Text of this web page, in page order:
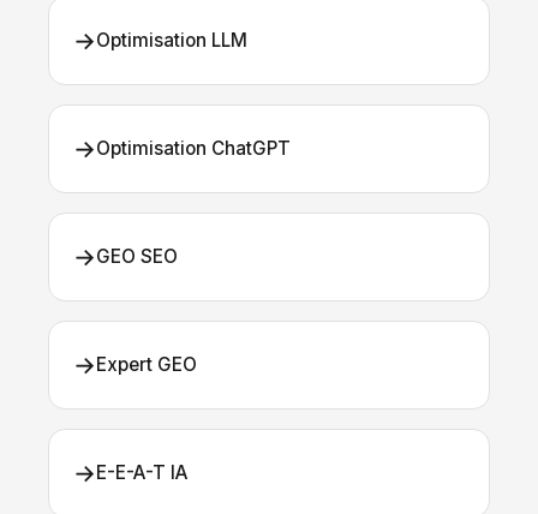
→Optimisation LLM
→Optimisation ChatGPT
→GEO SEO
→Expert GEO
→E-E-A-T IA